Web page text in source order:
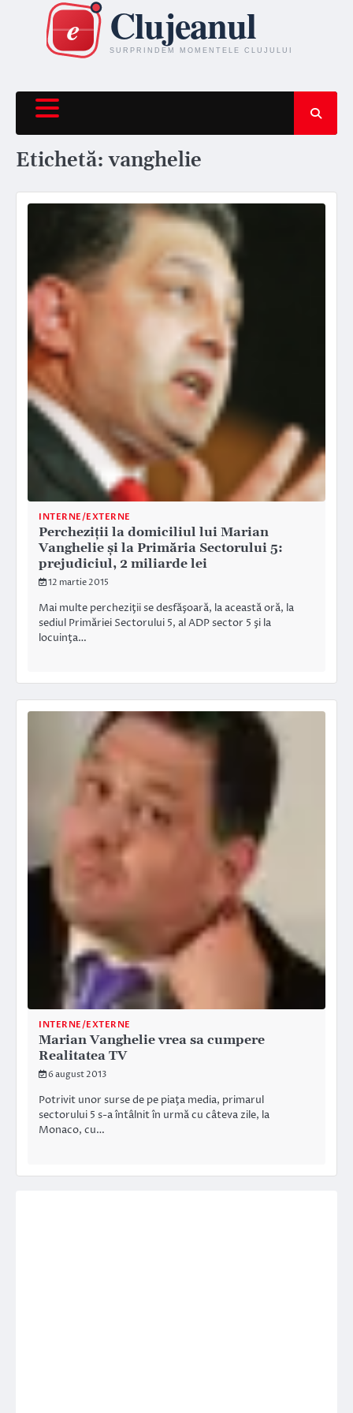
content
Etichetă:vanghelie
INTERNE/EXTERNE
Percheziţii la domiciliul lui Marian
Vanghelie şi la Primăria Sectorului 5:
prejudiciul, 2 miliarde lei
12 martie 2015
Mai multe percheziţii se desfăşoară, la această oră, la
sediul Primăriei Sectorului 5, al ADP sector 5 şi la
locuinţa…
INTERNE/EXTERNE
Marian Vanghelie vrea sa cumpere
Realitatea TV
6 august 2013
Potrivit unor surse de pe piaţa media, primarul
sectorului 5 s-a întâlnit în urmă cu câteva zile, la
Monaco, cu…